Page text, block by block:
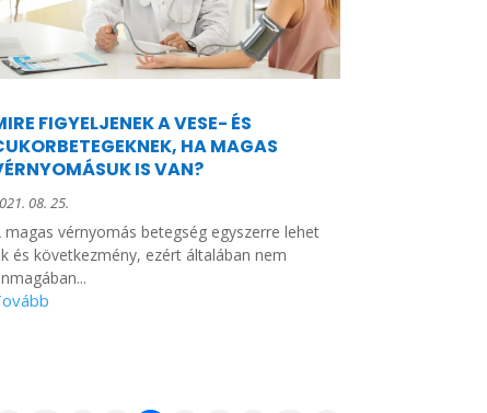
FIGYELJENEK A VESE- ÉS
HA MAGAS
IS VAN?
08. 25.
magas vérnyomás betegség egyszerre lehet
és következmény, ezért általában nem